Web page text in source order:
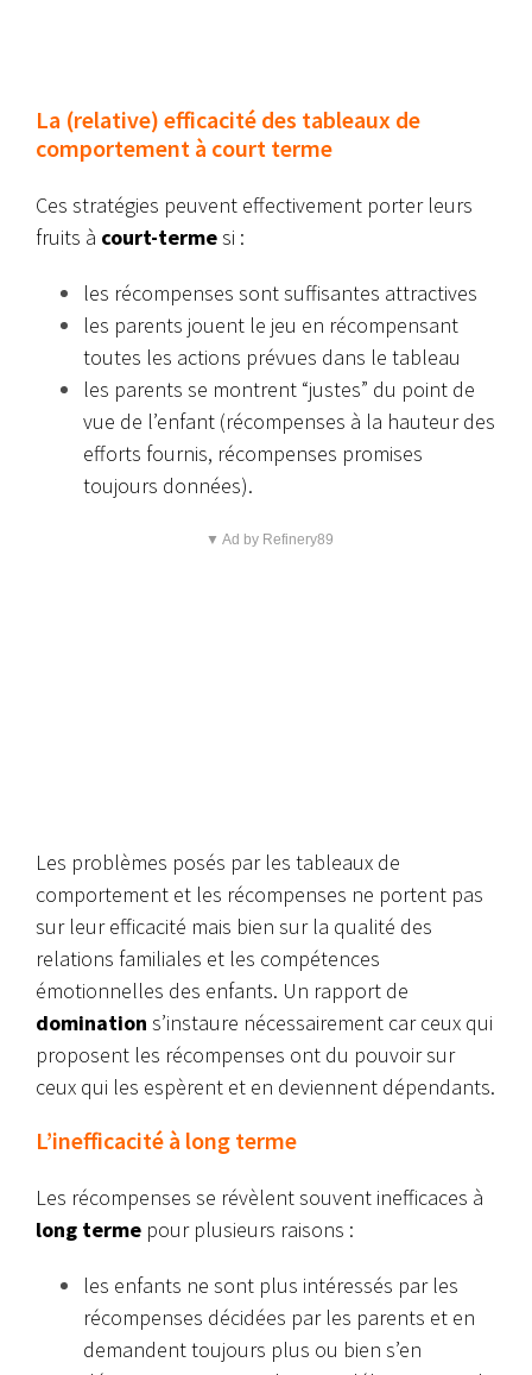
La (relative) efficacité des tableaux de
comportement à court terme
Ces stratégies peuvent effectivement porter leurs
fruits à court-termesi :
les récompenses sont suffisantes attractives
les parents jouent le jeu en récompensant
toutes les actions prévues dans le tableau
les parents se montrent “justes” du point de
vue de l’enfant (récompenses à la hauteur des
efforts fournis, récompenses promises
toujours données).
▼ Ad by Refinery89
Les problèmes posés par les tableaux de
comportement et les récompenses ne portent pas
sur leur efficacité mais bien sur la qualité des
relations familiales et les compétences
émotionnelles des enfants. Un rapport de
domination s’instaure nécessairement car ceux qui
proposent les récompenses ont du pouvoir sur
ceux qui les espèrent et en deviennent dépendants.
L’inefficacité à long terme
Les récompenses se révèlent souvent inefficaces à
long terme pour plusieurs raisons :
les enfants ne sont plus intéressés par les
récompenses décidées par les parents et en
demandent toujours plus ou bien s’en